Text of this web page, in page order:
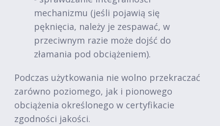
mechanizmu (jeśli pojawią się
pęknięcia, należy je zespawać, w
przeciwnym razie może dojść do
złamania pod obciążeniem).
Podczas użytkowania nie wolno przekraczać
zarówno poziomego, jak i pionowego
obciążenia określonego w certyfikacie
zgodności jakości.